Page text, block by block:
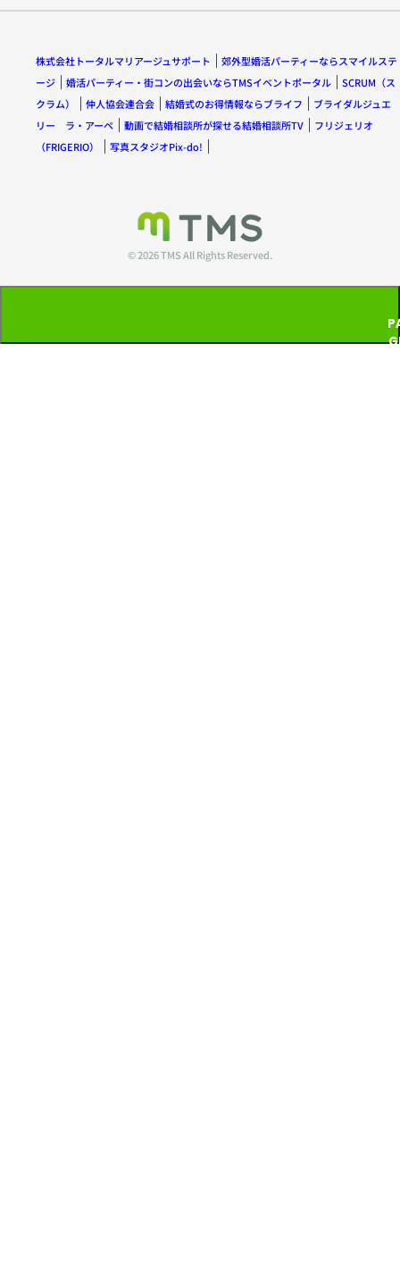
株式会社トータルマリアージュサポート
郊外型婚活パーティーならスマイルステ
ージ
婚活パーティー・街コンの出会いならTMSイベントポータル
SCRUM（ス
クラム）
仲人協会連合会 結婚式のお得情報ならブライフ
ブライダルジュエ
リー ラ・アーペ
動画で結婚相談所が探せる結婚相談所TV
フリジェリオ
（FRIGERIO）
写真スタジオPix-do!
© 2026 TMS All Rights Reserved.